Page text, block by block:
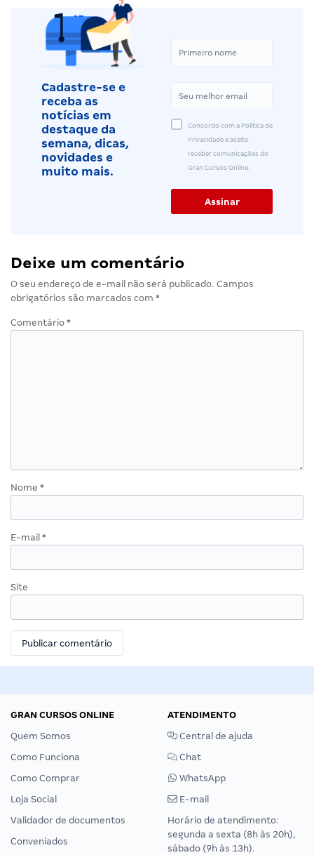
Cadastre-se e
receba as
notícias em
destaque da
semana, dicas,
novidades e
muito mais.
Concordo com a Política de
Privacidade e aceito
receber comunicações do
Gran Cursos Online.
Deixe um comentário
O seu endereço de e-mail não será publicado. Campos
obrigatórios são marcados com *
Comentário *
Nome *
E-mail *
Site
GRAN CURSOS ONLINE
Quem Somos
Como Funciona
Como Comprar
Loja Social
Validador de documentos
Conveniados
ATENDIMENTO
Central de ajuda
Chat
WhatsApp
E-mail
Horário de atendimento:
segunda a sexta (8h às 20h),
sábado (9h às 13h).